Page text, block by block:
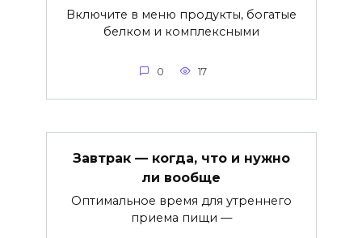
Включите в меню продукты, богатые
белком и комплексными
0 17
Завтрак — когда, что и нужно
ли вообще
Оптимальное время для утреннего
приема пищи —